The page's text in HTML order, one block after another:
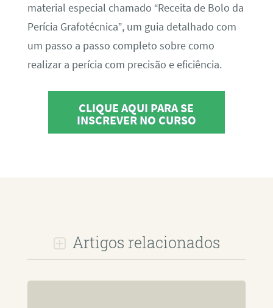
material especial chamado “Receita de Bolo da
Perícia Grafotécnica”, um guia detalhado com
um passo a passo completo sobre como
realizar a perícia com precisão e eficiência.
CLIQUE AQUI PARA SE
INSCREVER NO CURSO
Artigos relacionados